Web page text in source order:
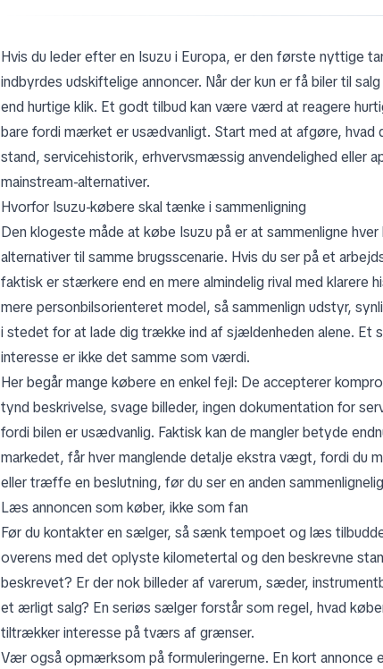
Hvis du leder efter en Isuzu i Europa, er den første nyttige
indbyrdes udskiftelige annoncer. Når der kun er få biler til
end hurtige klik. Et godt tilbud kan være værd at reagere
bare fordi mærket er usædvanligt. Start med at afgøre, hvad
stand, servicehistorik, erhvervsmæssig anvendelighed eller
mainstream-alternativer.
Hvorfor Isuzu-købere skal tænke i sammenligning
Den klogeste måde at købe Isuzu på er at sammenligne
alternativer til samme brugsscenarie. Hvis du ser på et
faktisk er stærkere end en mere almindelig rival med klarere
mere personbilsorienteret model, så sammenlign udstyr,
i stedet for at lade dig trække ind af sjældenheden alene. Et
interesse er ikke det samme som værdi.
Her begår mange købere en enkel fejl: De accepterer
tynd beskrivelse, svage billeder, ingen dokumentation for
fordi bilen er usædvanlig. Faktisk kan de mangler betyde
markedet, får hver manglende detalje ekstra vægt, fordi du
eller træffe en beslutning, før du ser en anden
Læs annoncen som køber, ikke som fan
Før du kontakter en sælger, så sænk tempoet og læs
overens med det oplyste kilometertal og den beskrevne
beskrevet? Er der nok billeder af varerum, sæder,
et ærligt salg? En seriøs sælger forstår som regel, hvad
tiltrækker interesse på tværs af grænser.
Vær også opmærksom på formuleringerne. En kort annonce